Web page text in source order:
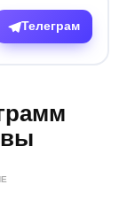
Телеграм